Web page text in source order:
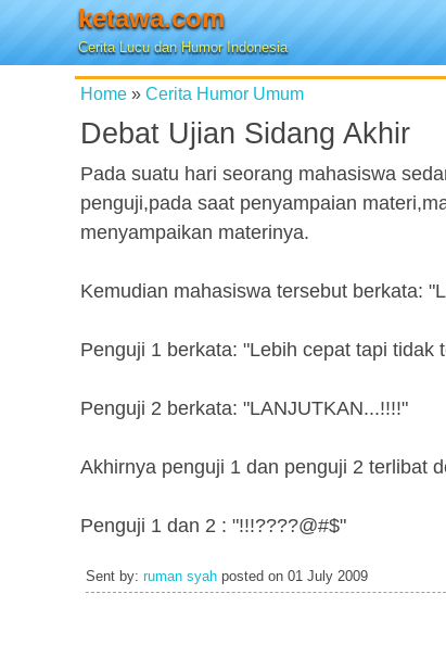
ketawa.com
Cerita Lucu dan Humor Indonesia
Home » Cerita Humor Umum
Debat Ujian Sidang Akhir
Pada suatu hari seorang mahasiswa
penguji,pada saat penyampaian
menyampaikan materinya.
Kemudian mahasiswa tersebut berkata:
Penguji 1 berkata: "Lebih cepat tapi tidak
Penguji 2 berkata: "LANJUTKAN...!!!!"
Akhirnya penguji 1 dan penguji 2 terlibat
Penguji 1 dan 2 : "!!!????@#$"
Sent by: ruman syah posted on 01 July 2009